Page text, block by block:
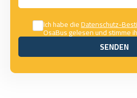
Ich habe dieDatenschutz-
OsaBus gelesen und stimme
SENDEN
SENDEN